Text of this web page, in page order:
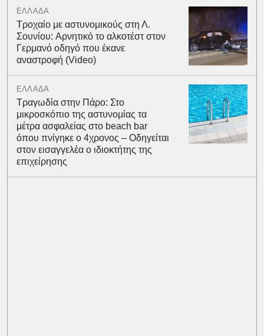
ΕΛΛΑΔΑ
Τροχαίο με αστυνομικούς στη Λ.
Σουνίου: Αρνητικό το αλκοτέστ στον
Γερμανό οδηγό που έκανε
αναστροφή (Video)
ΕΛΛΑΔΑ
Τραγωδία στην Πάρο: Στο
μικροσκόπιο της αστυνομίας τα
μέτρα ασφαλείας στο beach bar
όπου πνίγηκε ο 4χρονος – Οδηγείται
στον εισαγγελέα ο ιδιοκτήτης της
επιχείρησης